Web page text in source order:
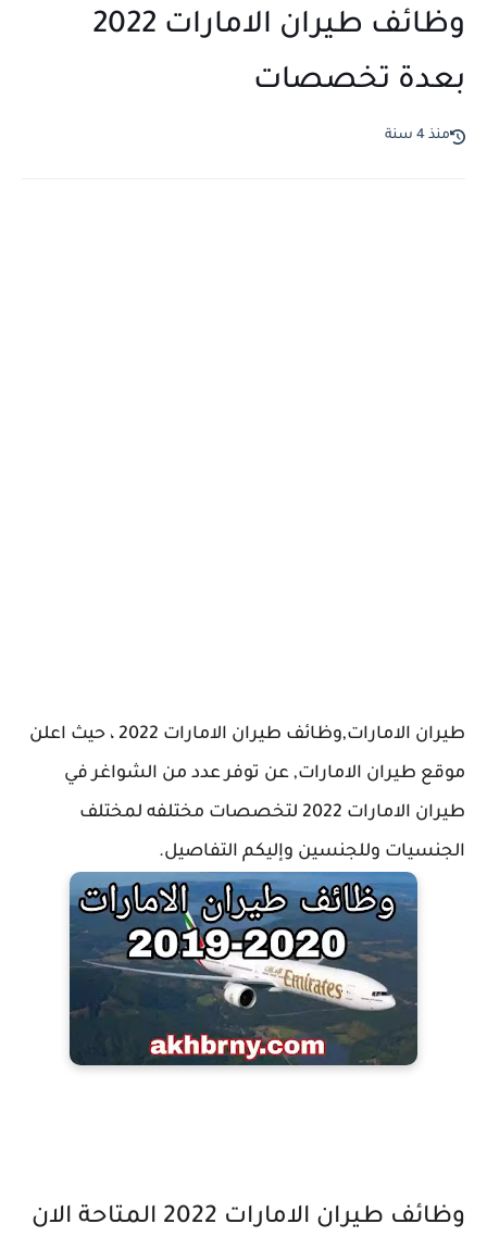
وظائف طيران الامارات 2022
بعدة تخصصات
منذ 4 سنة
طيران الامارات,
وظائف طيران الامارات 2022 ، حيث اعلن
موقع طيران الامارات, عن توفر عدد من الشواغر في
طيران الامارات 2022 لتخصصات مختلفه لمختلف
الجنسيات وللجنسين وإليكم التفاصيل.
وظائف طيران الامارات 2022 المتاحة الان